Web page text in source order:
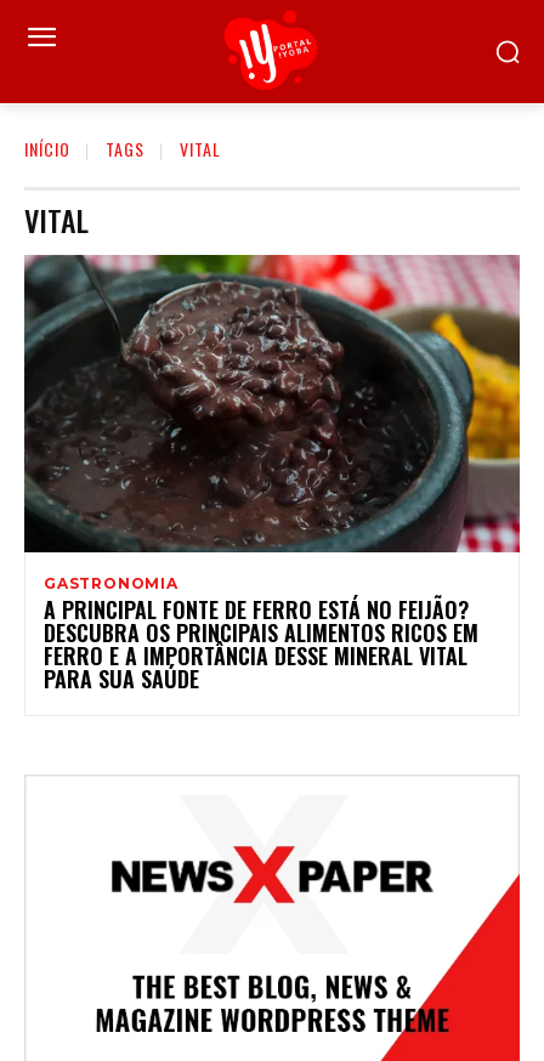
INÍCIO TAGS VITAL
VITAL
GASTRONOMIA
A PRINCIPAL FONTE DE FERRO ESTÁ NO FEIJÃO?
DESCUBRA OS PRINCIPAIS ALIMENTOS RICOS EM
FERRO E A IMPORTÂNCIA DESSE MINERAL VITAL
PARA SUA SAÚDE